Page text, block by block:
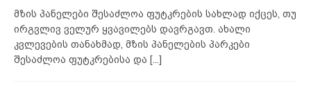
მზის პანელები შესაძლოა ფუტკრების სახლად იქცეს, თუ
ირგვლივ ველურ ყვავილებს დავრგავთ. ახალი
კვლევების თანახმად, მზის პანელების პარკები
შესაძლოა ფუტკრებისა და [...]